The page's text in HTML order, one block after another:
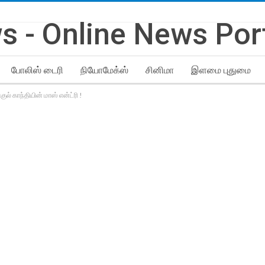
போலிஸ் டைரி நியோமேக்ஸ் சினிமா இளமை புதுமை
காந்தியின் மாஸ் என்ட்ரி !